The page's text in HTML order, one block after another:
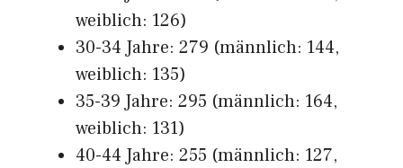
weiblich: 126)
30-34 Jahre: 279 (männlich: 144,
weiblich: 135)
35-39 Jahre: 295 (männlich: 164,
weiblich: 131)
40-44 Jahre: 255 (männlich: 127,